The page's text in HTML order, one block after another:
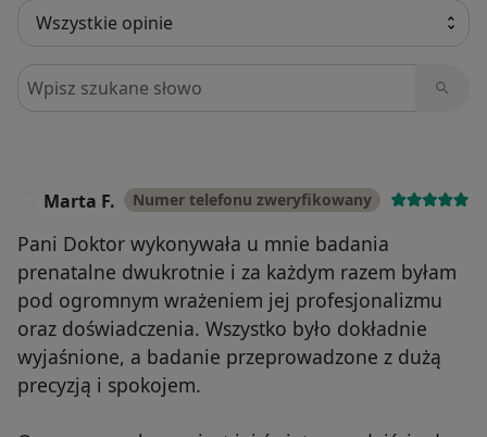
Szukaj w opiniach
Marta F. Numer telefonu zweryfikowany
Pani Doktor wykonywała u mnie badania
prenatalne dwukrotnie i za każdym razem byłam
pod ogromnym wrażeniem jej profesjonalizmu
oraz doświadczenia. Wszystko było dokładnie
wyjaśnione, a badanie przeprowadzone z dużą
precyzją i spokojem.